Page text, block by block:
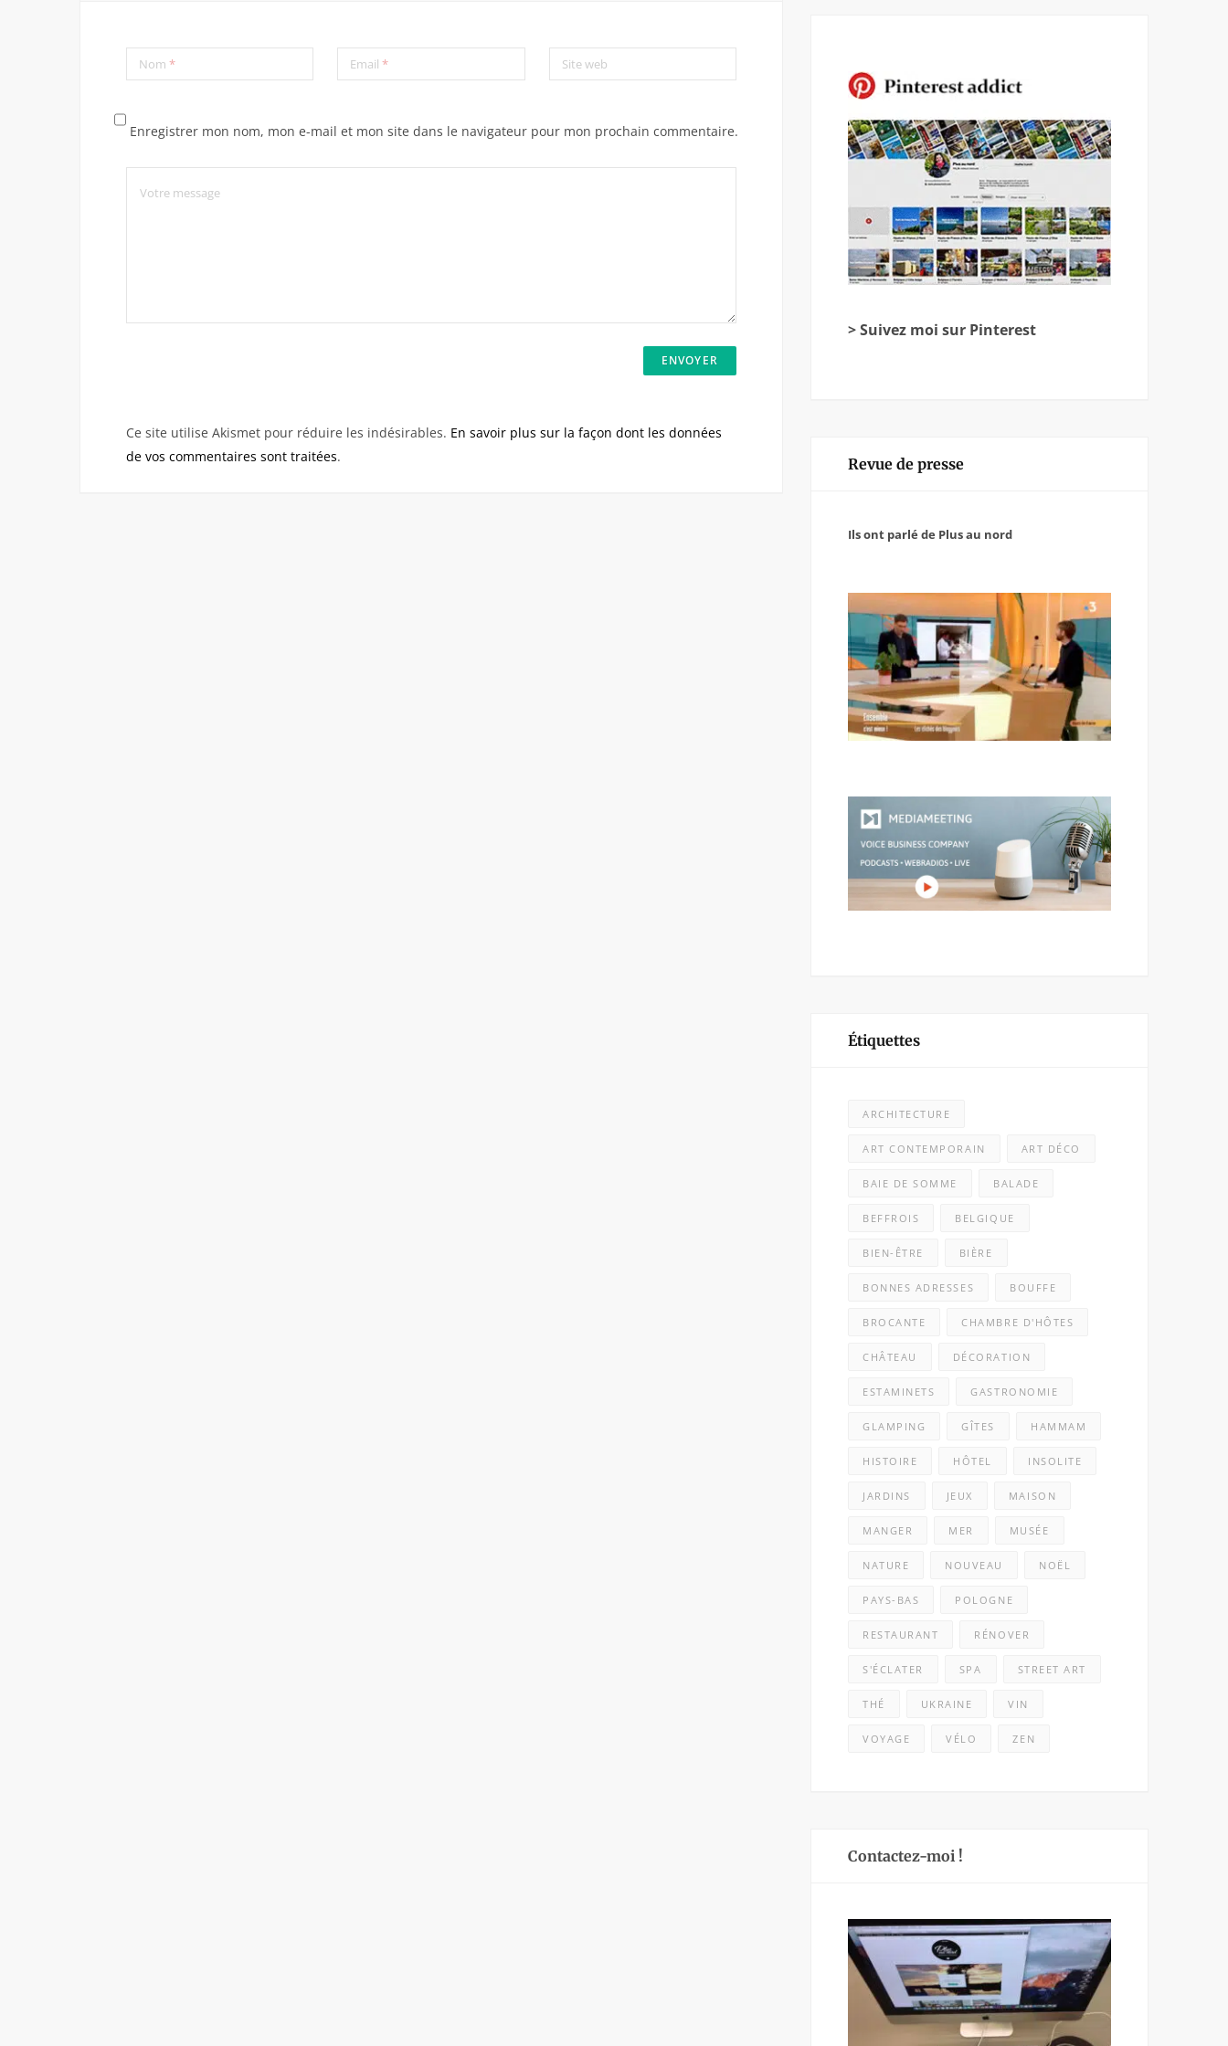
Nom * Email* Site web
Enregistrer mon nom, mon e-mail et mon site dans le navigateur pour mon prochain commentaire.
Ce site utilise Akismet pour réduire les indésirables. En savoir plus sur la façon dont les données
de vos commentaires sont traitées.
> Suivez moi sur Pinterest
Revue de presse
Ils ont parlé de Plus au nord
Étiquettes
ARCHITECTURE
ART CONTEMPORAIN ART DÉCO
BAIE DE SOMME BALADE
BEFFROIS BELGIQUE
BIEN-ÊTRE BIÈRE
BONNES ADRESSES BOUFFE
BROCANTE CHAMBRE D'HÔTES
CHÂTEAU DÉCORATION
ESTAMINETS GASTRONOMIE
GLAMPING GÎTES HAMMAM
HISTOIRE HÔTEL INSOLITE
JARDINS JEUX MAISON
MANGER MER MUSÉE
NATURE NOUVEAU NOËL
PAYS-BAS POLOGNE
RESTAURANT RÉNOVER
S'ÉCLATER SPA STREET ART
THÉ UKRAINE VIN
VOYAGE VÉLO ZEN
Contactez-moi !